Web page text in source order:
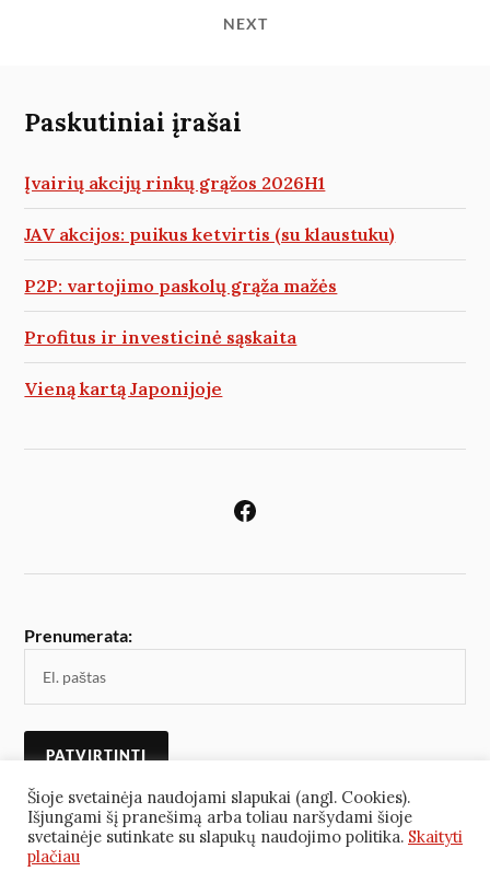
NEXT
Paskutiniai įrašai
Įvairių akcijų rinkų grąžos 2026H1
JAV akcijos: puikus ketvirtis (su klaustuku)
P2P: vartojimo paskolų grąža mažės
Profitus ir investicinė sąskaita
Vieną kartą Japonijoje
Prenumerata:
Šioje svetainėja naudojami slapukai (angl. Cookies).
Išjungami šį pranešimą arba toliau naršydami šioje
svetainėje sutinkate su slapukų naudojimo politika. Skaityti
plačiau